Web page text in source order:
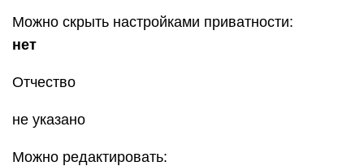
Можно скрыть настройками приватности:
нет
Отчество
не указано
Можно редактировать: